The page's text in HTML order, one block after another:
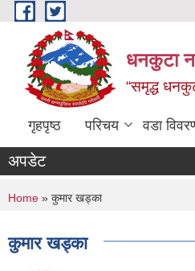
Skip to main content
धनकुटा
“समृद्ध
गृहपृष्ठ परिचय वडा
अपडेट
You are here
Home » कुमार खड्का
कुमार खड्का